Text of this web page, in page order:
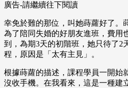
廣告-請繼續往下閱讀
幸免於難的那位，叫她蒔蘿好了。
為了陪同失婚的好朋友進班，費用
到，為期3天的初階班，她只待了2
程，原因是「太有主見」。
根據蒔蘿的描述，課程學員一開始
沒收手機。在我看來，這是一種建